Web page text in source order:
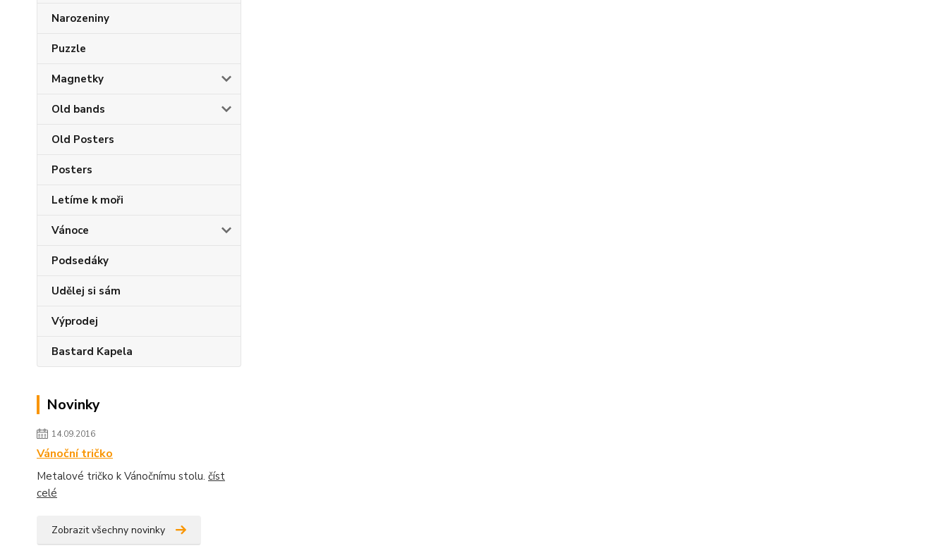
Narozeniny
Puzzle
Magnetky
Old bands
Old Posters
Posters
Letíme k moři
Vánoce
Podsedáky
Udělej si sám
Výprodej
Bastard Kapela
Novinky
14.09.2016
Vánoční tričko
Metalové tričko k Vánočnímu stolu. číst
celé
Zobrazit všechny novinky